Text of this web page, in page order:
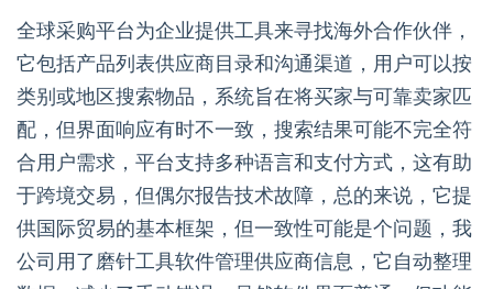
全球采购平台为企业提供工具来寻找海外合作伙伴，
它包括产品列表供应商目录和沟通渠道，用户可以按
类别或地区搜索物品，系统旨在将买家与可靠卖家匹
配，但界面响应有时不一致，搜索结果可能不完全符
合用户需求，平台支持多种语言和支付方式，这有助
于跨境交易，但偶尔报告技术故障，总的来说，它提
供国际贸易的基本框架，但一致性可能是个问题，我
公司用了磨针工具软件管理供应商信息，它自动整理